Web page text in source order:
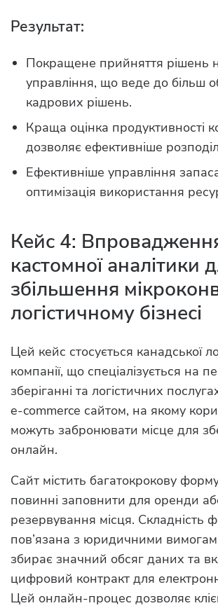
Результат:
Покращене прийняття рішень
управління, що веде до більш
кадрових рішень.
Краща оцінка продуктивності
дозволяє ефективніше
Ефективніше управління
оптимізація використання
Кейс 4:
кастомної аналітики
збільшення
логістичному бізнесі
Цей кейс стосується канадської
компанії, що спеціалізується на
зберіганні та логістичних
e-commerce сайтом, на якому
можуть забронювати місце для
онлайн.
Сайт містить багатокрокову
повинні заповнити для оренди
резервування місця. Складність
пов’язана з юридичними
збирає значний обсяг даних та
цифровий контракт для
Цей онлайн-процес дозволяє